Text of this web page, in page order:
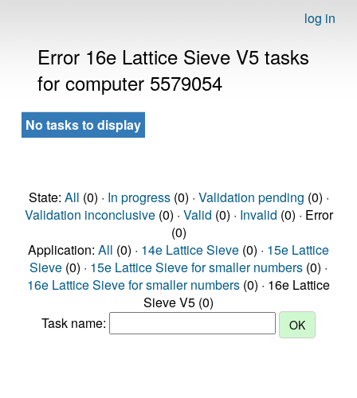
log in
Error 16e Lattice Sieve V5 tasks
for computer 5579054
No tasks to display
State: All (0) · In progress(0) · Validation pending (0) ·
Validation inconclusive(0) · Valid (0) · Invalid (0) · Error
(0)
Application: All (0) · 14e Lattice Sieve (0) · 15e Lattice
Sieve (0) · 15e Lattice Sieve for smaller numbers (0) ·
16e Lattice Sieve for smaller numbers (0) · 16e Lattice
Sieve V5 (0)
Task name: